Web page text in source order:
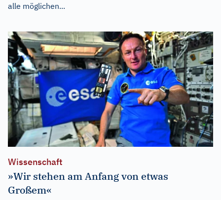
alle möglichen...
Wissenschaft
»Wir stehen am Anfang von etwas
Großem«